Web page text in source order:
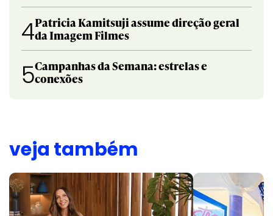
4Patricia Kamitsuji assume direção geral
da Imagem Filmes
5Campanhas da Semana: estrelas e
conexões
veja também